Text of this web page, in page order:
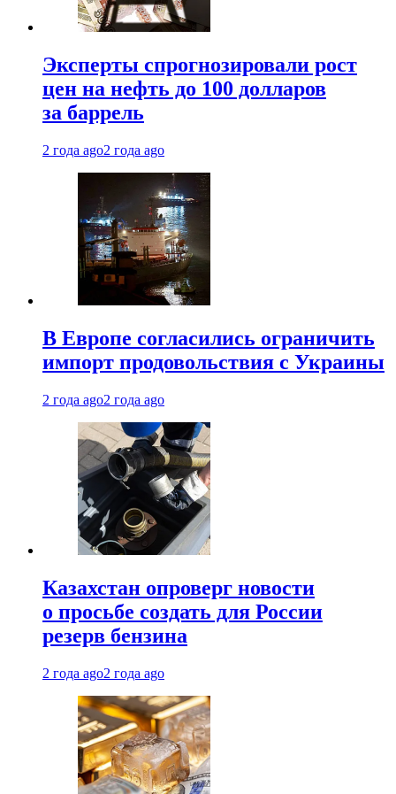
Эксперты спрогнозировали рост
цен на нефть до 100 долларов
за баррель
2 года ago2 года ago
В Европе согласились ограничить
импорт продовольствия с Украины
2 года ago2 года ago
Казахстан опроверг новости
о просьбе создать для России
резерв бензина
2 года ago2 года ago